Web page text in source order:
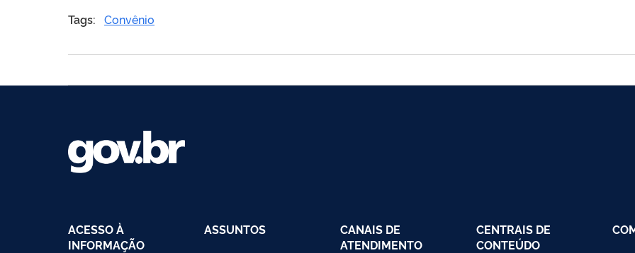
Tags: Convênio
ACESSO À
INFORMAÇÃO
ASSUNTOS
CANAIS DE
ATENDIMENTO
CENTRAIS DE
CONTEÚDO